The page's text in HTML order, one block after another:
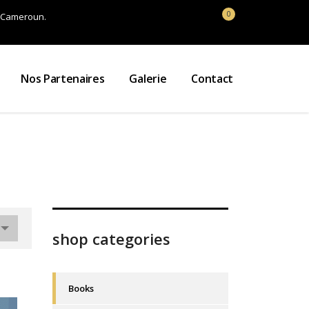
0
Nos Partenaires Galerie Contact
shop categories
Books